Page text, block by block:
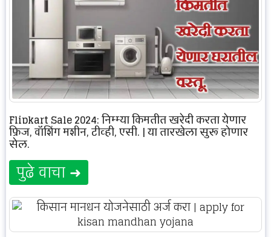
Flipkart Sale 2024: निम्म्या किमतीत खरेदी करता येणार
फ्रिज, वॉशिंग मशीन, टीव्ही, एसी. | या तारखेला सुरू होणार
सेल.
पुढे वाचा ➜